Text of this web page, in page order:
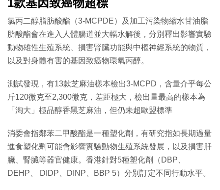
氯丙二醇脂肪酸酯（3-MCPDE）及加工污染物縮水甘油脂
肪酸酯會在進入人體腸道並大幅水解後，分別釋出影響實驗
動物雄性生殖系統、損害腎臟功能與中樞神經系統的物質，
以及對身體有害的基因致癌物環氧丙醇。
測試發現，有13款芝麻油樣本檢出3-MCPD，含量介乎每公
斤120微克至2,300微克，差距極大，檢出量最高的樣本為
「淘大」極品醇香黑芝麻油，但仍未超歐盟標準
消委會指鄰苯二甲酸酯是一種塑化劑，有研究指如長期過量
進食塑化劑可能會影響實驗動物生殖系統發展，以及損害肝
臟、腎臟等器官健康。香港針對5種塑化劑（DBP、
DEHP、 DIDP、DINP、BBP 5）分別訂定不同行動水平。